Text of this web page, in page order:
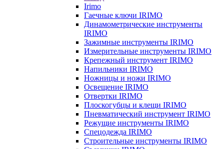
Irimo
Гаечные ключи IRIMO
Динамометрические инструменты
IRIMO
Зажимные инструменты IRIMO
Измерительные инструменты IRIMO
Крепежный инструмент IRIMO
Напильники IRIMO
Ножницы и ножи IRIMO
Освещение IRIMO
Отвертки IRIMO
Плоскогубцы и клещи IRIMO
Пневматический инструмент IRIMO
Режущие инструменты IRIMO
Спецодежда IRIMO
Строительные инструменты IRIMO